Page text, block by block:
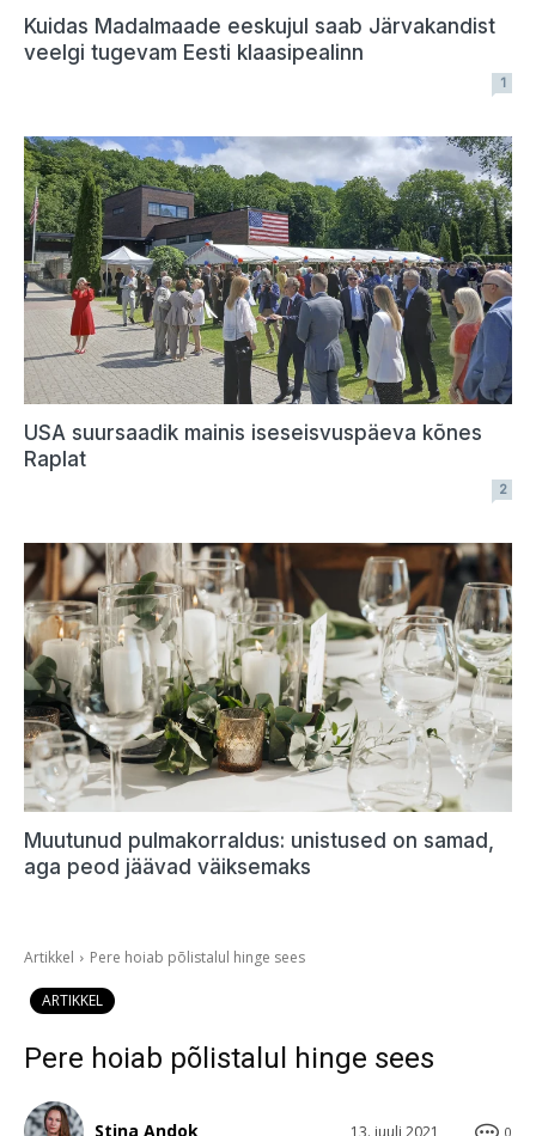
Kuidas Madalmaade eeskujul saab Järvakandist
veelgi tugevam Eesti klaasipealinn
1
USA suursaadik mainis iseseisvuspäeva kõnes
Raplat
2
Muutunud pulmakorraldus: unistused on samad,
aga peod jäävad väiksemaks